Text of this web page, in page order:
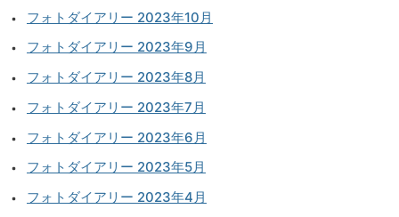
フォトダイアリー 2023年10月
フォトダイアリー 2023年9月
フォトダイアリー 2023年8月
フォトダイアリー 2023年7月
フォトダイアリー 2023年6月
フォトダイアリー 2023年5月
フォトダイアリー 2023年4月